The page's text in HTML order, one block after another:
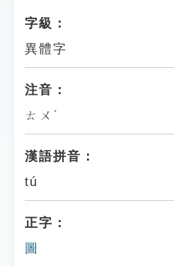
字級：
異體字
注音：
ㄊㄨˊ
漢語拼音：
tú
正字：
圖